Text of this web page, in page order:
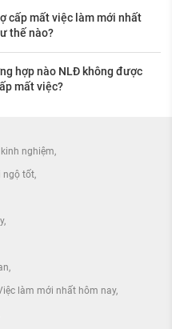
cấp mất việc làm mới nhất
thế nào?
hợp nào NLĐ không được
mất việc?
nghiệm
ngộ tốt
làm mới nhất hôm nay